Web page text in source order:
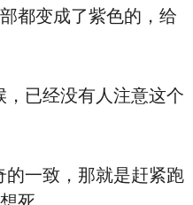
都变成了紫色的，给
已经没有人注意这个
一致，那就是赶紧跑